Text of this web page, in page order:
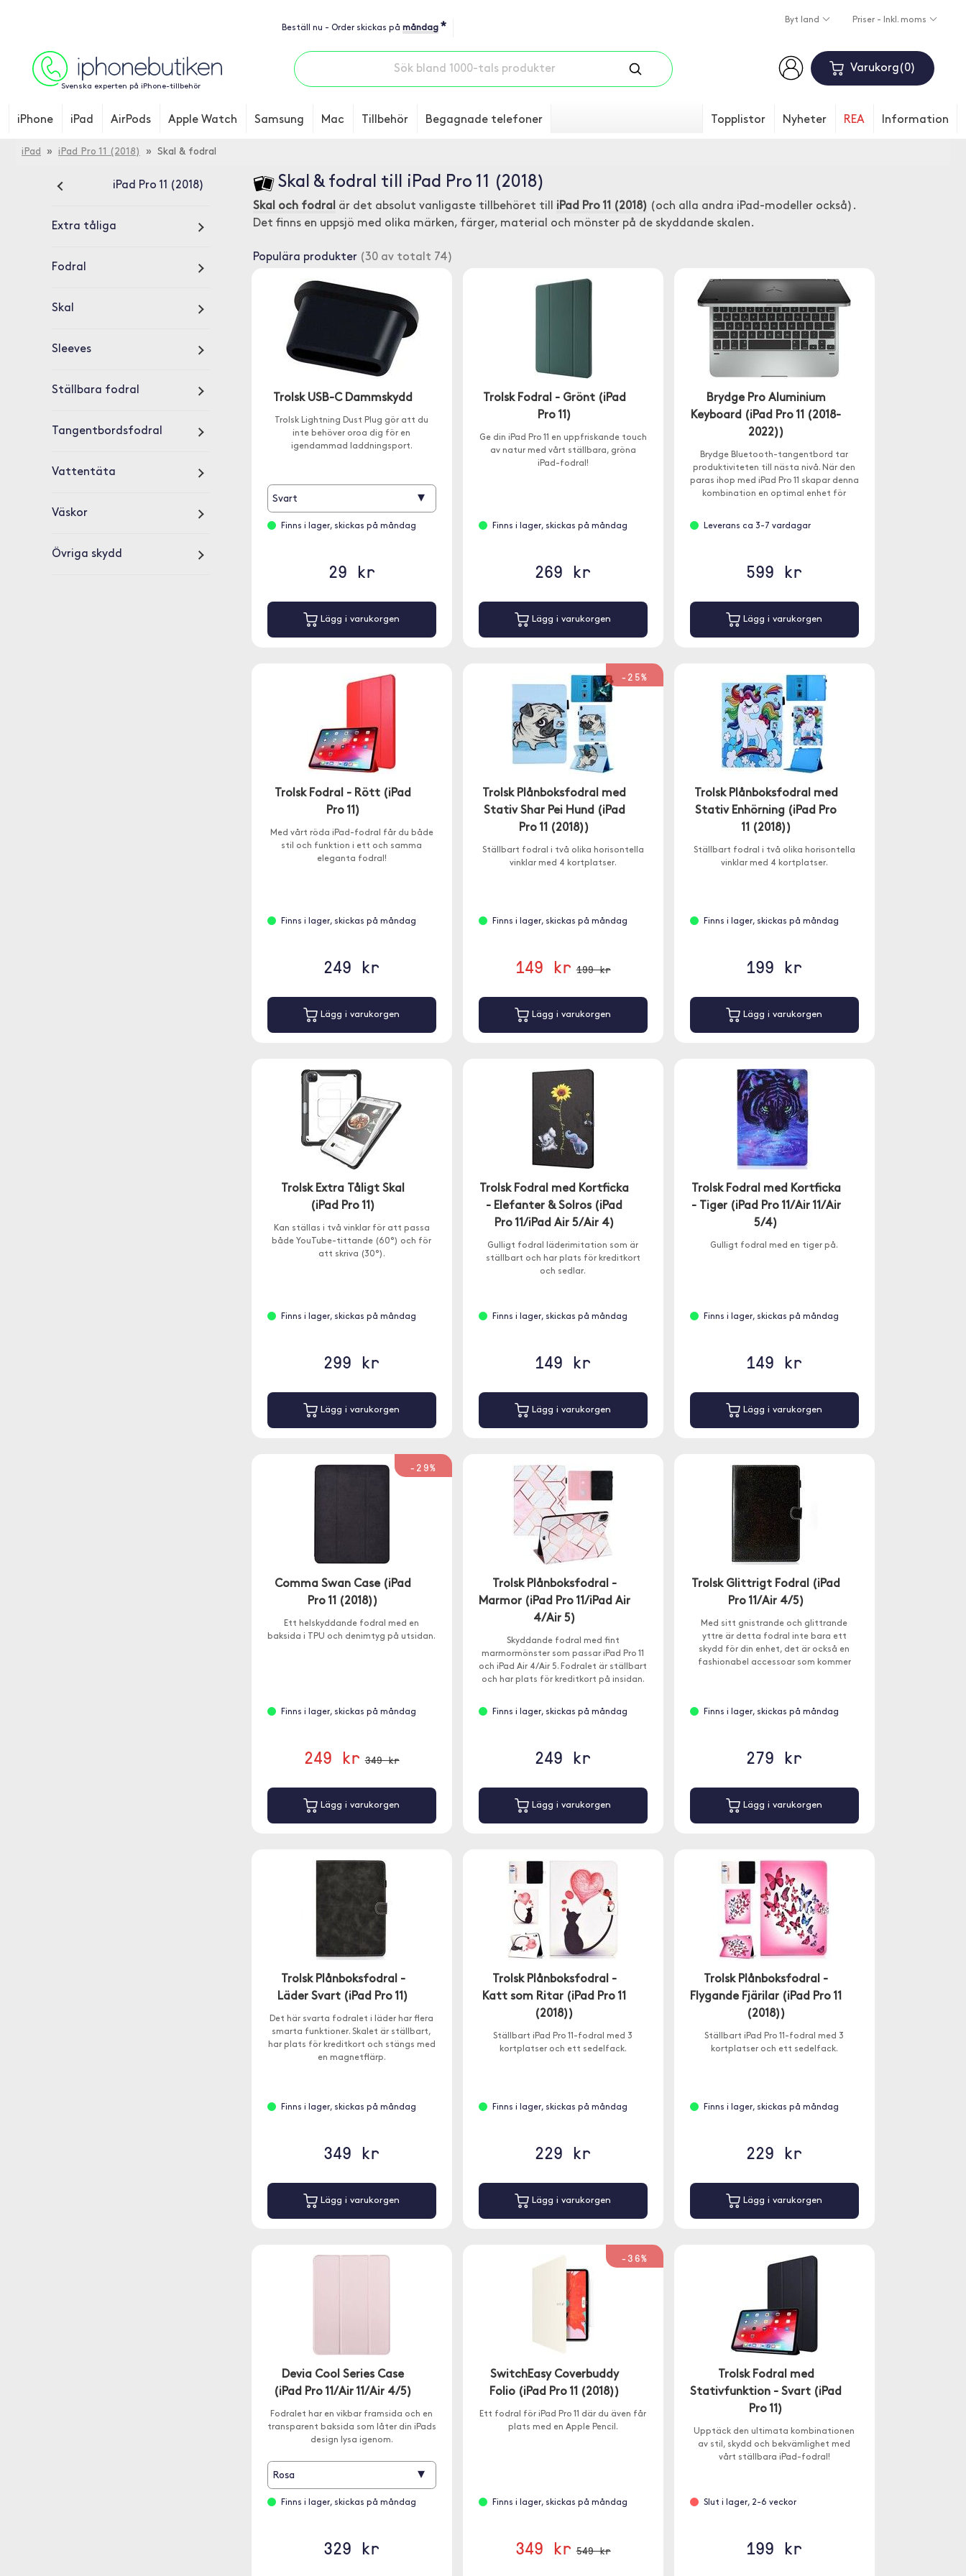
Beställ nu - Order skickas på måndag *
Byt land Priser - Inkl. moms
Svenska experten på iPhone-tillbehör
Varukorg 0
iPhone iPad AirPods Apple Watch Samsung Mac Tillbehör Begagnade telefoner Topplistor Nyheter REA Information
iPad » iPad Pro 11 (2018) » Skal & fodral
iPad Pro 11 (2018)
Extra tåliga
Fodral
Skal
Sleeves
Ställbara fodral
Tangentbordsfodral
Vattentäta
Väskor
Övriga skydd
Skal & fodral till iPad Pro 11 (2018)
Skal och fodral är det absolut vanligaste tillbehöret till iPad Pro 11 (2018) (och alla andra iPad-modeller också).
Det finns en uppsjö med olika märken, färger, material och mönster på de skyddande skalen.
Populära produkter (30 av totalt 74)
Trolsk USB-C Dammskydd
Trolsk Lightning Dust Plug gör att du
inte behöver oroa dig för en
igendammad laddningsport.
Svart ▾
Finns i lager, skickas på måndag
29 kr
Lägg i varukorgen
Trolsk Fodral - Grönt (iPad
Pro 11)
Ge din iPad Pro 11 en uppfriskande touch
av natur med vårt ställbara, gröna
iPad-fodral!
Finns i lager, skickas på måndag
269 kr
Lägg i varukorgen
Brydge Pro Aluminium
Keyboard (iPad Pro 11 (2018-
2022))
Brydge Bluetooth-tangentbord tar
produktiviteten till nästa nivå. När den
paras ihop med iPad Pro 11 skapar denna
kombination en optimal enhet för
Leverans ca 3-7 vardagar
599 kr
Lägg i varukorgen
Trolsk Fodral - Rött (iPad
Pro 11)
Med vårt röda iPad-fodral får du både
stil och funktion i ett och samma
eleganta fodral!
Finns i lager, skickas på måndag
249 kr
Lägg i varukorgen
-25%
Trolsk Plånboksfodral med
Stativ Shar Pei Hund (iPad
Pro 11 (2018))
Ställbart fodral i två olika horisontella
vinklar med 4 kortplatser.
Finns i lager, skickas på måndag
149 kr 199 kr
Lägg i varukorgen
Trolsk Plånboksfodral med
Stativ Enhörning (iPad Pro
11 (2018))
Ställbart fodral i två olika horisontella
vinklar med 4 kortplatser.
Finns i lager, skickas på måndag
199 kr
Lägg i varukorgen
Trolsk Extra Tåligt Skal
(iPad Pro 11)
Kan ställas i två vinklar för att passa
både YouTube-tittande (60°) och för
att skriva (30°).
Finns i lager, skickas på måndag
299 kr
Lägg i varukorgen
Trolsk Fodral med Kortficka
- Elefanter & Solros (iPad
Pro 11/iPad Air 5/Air 4)
Gulligt fodral läderimitation som är
ställbart och har plats för kreditkort
och sedlar.
Finns i lager, skickas på måndag
149 kr
Lägg i varukorgen
Trolsk Fodral med Kortficka
- Tiger (iPad Pro 11/Air 11/Air
5/4)
Gulligt fodral med en tiger på.
Finns i lager, skickas på måndag
149 kr
Lägg i varukorgen
-29%
Comma Swan Case (iPad
Pro 11 (2018))
Ett helskyddande fodral med en
baksida i TPU och denimtyg på utsidan.
Finns i lager, skickas på måndag
249 kr 349 kr
Lägg i varukorgen
Trolsk Plånboksfodral -
Marmor (iPad Pro 11/iPad Air
4/Air 5)
Skyddande fodral med fint
marmormönster som passar iPad Pro 11
och iPad Air 4/Air 5. Fodralet är ställbart
och har plats för kreditkort på insidan.
Finns i lager, skickas på måndag
249 kr
Lägg i varukorgen
Trolsk Glittrigt Fodral (iPad
Pro 11/Air 4/5)
Med sitt gnistrande och glittrande
yttre är detta fodral inte bara ett
skydd för din enhet, det är också en
fashionabel accessoar som kommer
Finns i lager, skickas på måndag
279 kr
Lägg i varukorgen
Trolsk Plånboksfodral -
Läder Svart (iPad Pro 11)
Det här svarta fodralet i läder har flera
smarta funktioner. Skalet är ställbart,
har plats för kreditkort och stängs med
en magnetflärp.
Finns i lager, skickas på måndag
349 kr
Lägg i varukorgen
Trolsk Plånboksfodral -
Katt som Ritar (iPad Pro 11
(2018))
Ställbart iPad Pro 11-fodral med 3
kortplatser och ett sedelfack.
Finns i lager, skickas på måndag
229 kr
Lägg i varukorgen
Trolsk Plånboksfodral -
Flygande Fjärilar (iPad Pro 11
(2018))
Ställbart iPad Pro 11-fodral med 3
kortplatser och ett sedelfack.
Finns i lager, skickas på måndag
229 kr
Lägg i varukorgen
Devia Cool Series Case
(iPad Pro 11/Air 11/Air 4/5)
Fodralet har en vikbar framsida och en
transparent baksida som låter din iPads
design lysa igenom.
Rosa ▾
Finns i lager, skickas på måndag
329 kr
-36%
SwitchEasy Coverbuddy
Folio (iPad Pro 11 (2018))
Ett fodral för iPad Pro 11 där du även får
plats med en Apple Pencil.
Finns i lager, skickas på måndag
349 kr 549 kr
Trolsk Fodral med
Stativfunktion - Svart (iPad
Pro 11)
Upptäck den ultimata kombinationen
av stil, skydd och bekvämlighet med
vårt ställbara iPad-fodral!
Slut i lager, 2-6 veckor
199 kr